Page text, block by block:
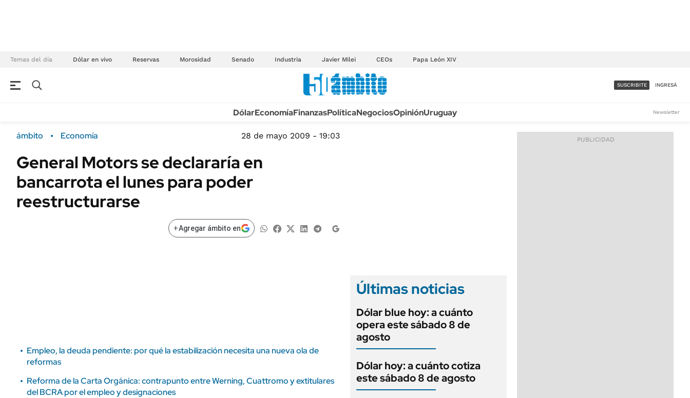
Temas del día Dólar en vivo Reservas Morosidad Senado Industria Javier Milei CEOs Papa León XIV
Campo
FINANZAS
Dólar
Sustentabilidad
ENERGY REPORT
TECNOLOGÍA
MÉXICO
ACCESO FULL - $1.800/MES
SUSCRIBITE INGRESÁ
DólarEconomíaFinanzasPolíticaNegociosOpiniónUruguay Newsletter
ámbito Economía 28 de mayo 2009 - 19:03
General Motors se declararía en
bancarrota el lunes para poder
reestructurarse
+Agregar ámbito en
Empleo, la deuda pendiente: por qué la estabilización necesita una nueva ola de
reformas
Reforma de la Carta Orgánica: contrapunto entre Werning, Cuattromo y extitulares
del BCRA por el empleo y designaciones
Últimas noticias
Dólar blue hoy: a cuánto
opera este sábado 8 de
agosto
Dólar hoy: a cuánto cotiza
este sábado 8 de agosto